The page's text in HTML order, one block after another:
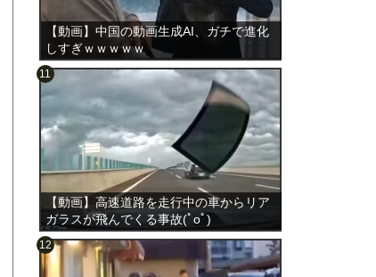
【動画】中国の動画生成AI、ガチで進化
しすぎｗｗｗｗｗ
【動画】高速道路を走行中の車からリア
ガラスが飛んでくる事故(ﾟoﾟ)